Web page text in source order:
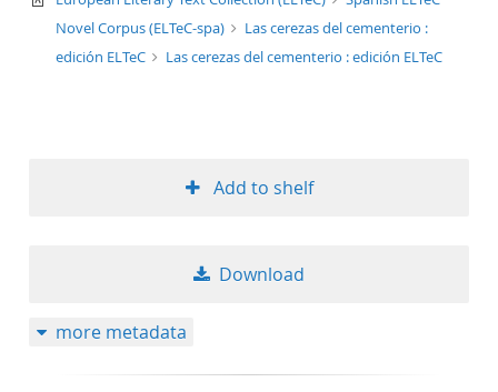
Novel Corpus (ELTeC-spa)
Las cerezas del cementerio :
edición ELTeC
Las cerezas del cementerio : edición ELTeC
Add to shelf
Download
more metadata